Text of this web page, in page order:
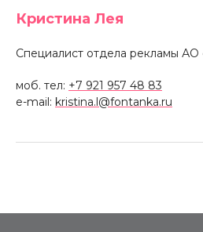
Кристина Лея
Специалист отдела рекламы
моб. тел: +7 921 957 48 83
e-mail: kristina.l@fontanka.ru